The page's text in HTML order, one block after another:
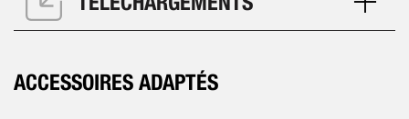
ACCESSOIRES ADAPTÉS